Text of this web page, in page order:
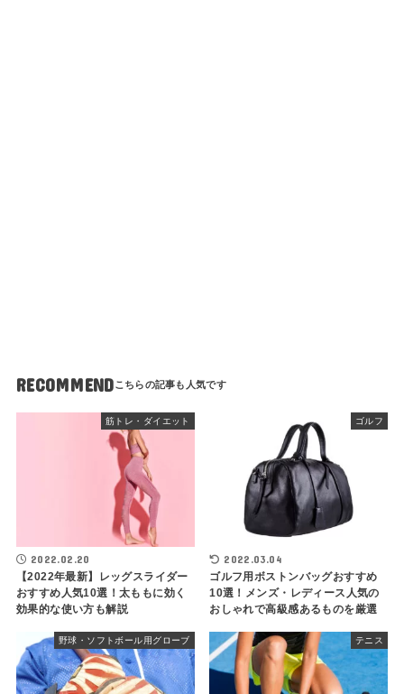
RECOMMEND
筋トレ・ダイエット
2022.02.20
【2022年最新】レッグスライダー
おすすめ人気10選！太ももに効く
効果的な使い方も解説
ゴルフ
2022.03.04
ゴルフ用ボストンバッグおすすめ
10選！メンズ・レディース人気の
おしゃれで高級感あるものを厳選
野球・ソフトボール用グローブ テニス